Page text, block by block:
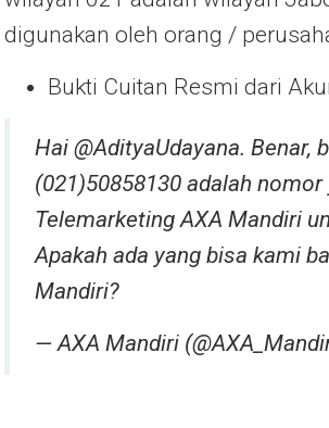
digunakan oleh orang /
Bukti Cuitan Resmi dari
Hai @AdityaUdayana.
(021)50858130 adalah
Telemarketing AXA Mandiri
Apakah ada yang bisa kami
Mandiri?
— AXA Mandiri